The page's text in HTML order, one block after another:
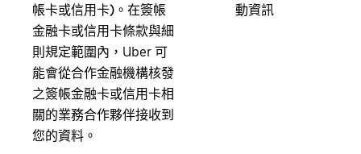
帳卡或信用卡)。 在簽帳
金融卡或信用卡條款與細
則規定範圍內，Uber 可
能會從合作金融機構核發
之簽帳金融卡或信用卡相
關的業務合作夥伴接收到
您的資料。
動資訊